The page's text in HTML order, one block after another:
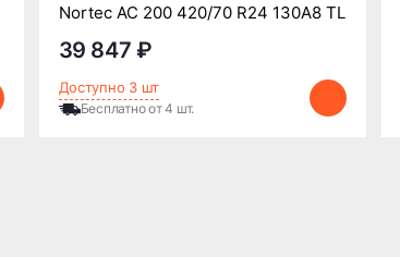
Nortec AC 200 420/70 R24 130A8 TL
39 847 ₽
Доступно 3 шт
Бесплатно от 4 шт.